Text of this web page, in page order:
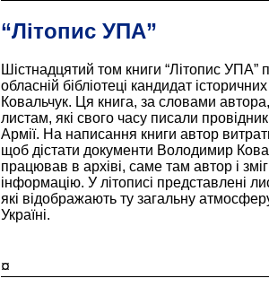
“Літопис УПА”
Шістнадцятий том книги “Літопис УПА”
обласній бібліотеці кандидат
Ковальчук. Ця книга, за словами
листам, які свого часу писали
Армії. На написання книги автор
щоб дістати документи Володимир
працював в архіві, саме там автор і
інформацію. У літописі представлені
які відображають ту загальну
Україні.
¤